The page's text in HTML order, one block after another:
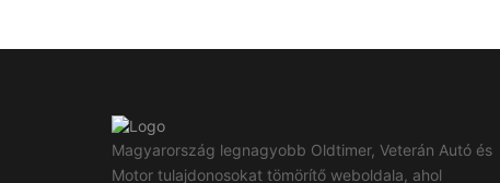
Magyarország legnagyobb Oldtimer, Veterán Autó és
Motor tulajdonosokat tömörítő weboldala, ahol